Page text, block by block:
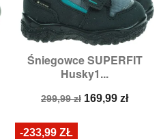
Śniegowce SUPERFIT
Husky1...
Cena
299,99 zł Cena
169,99 zł
-233,99 ZŁ